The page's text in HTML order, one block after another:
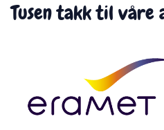
Tusen takk til våre